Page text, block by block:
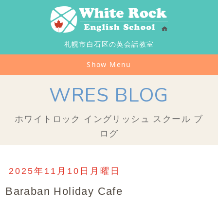
札幌市白石区の英会話教室
Show Menu
WRES BLOG
ホワイトロック イングリッシュ スクール ブ
ログ
2025年11月10日月曜日
Baraban Holiday Cafe